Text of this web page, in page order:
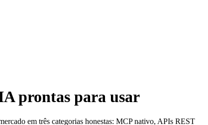
prontas para usar
em três categorias honestas: MCP nativo, APIs REST